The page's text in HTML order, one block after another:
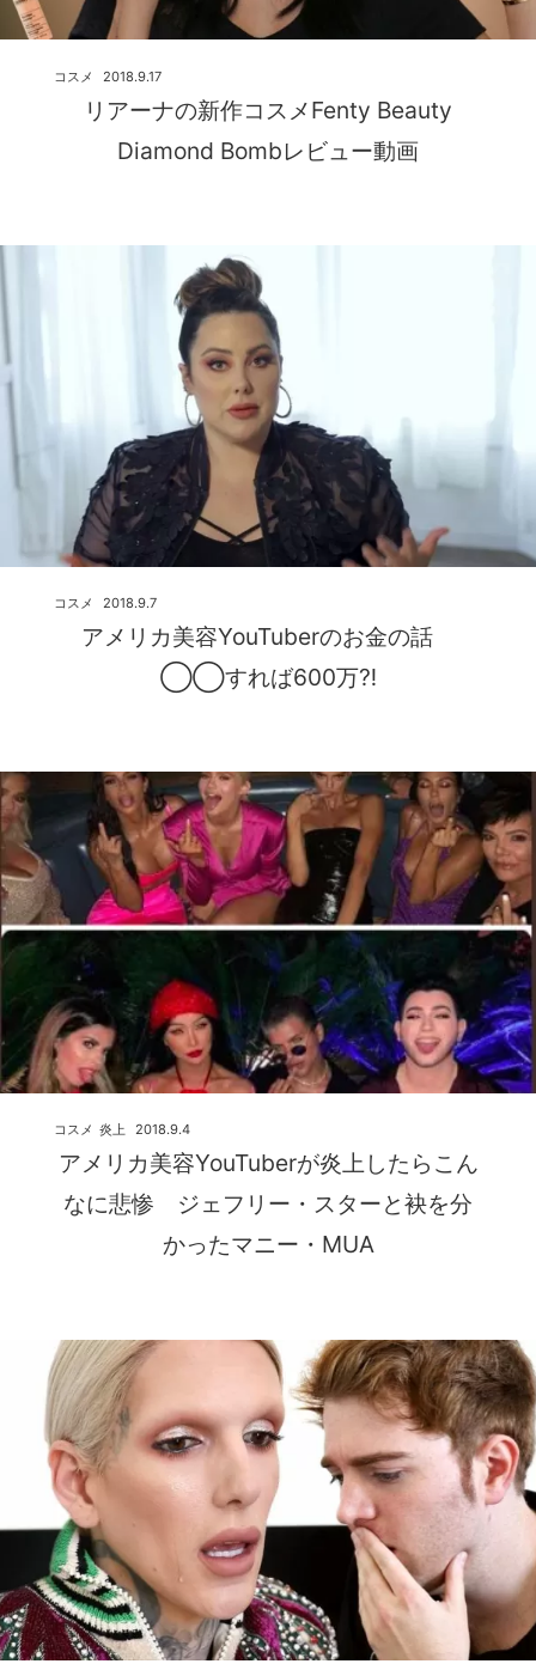
リアーナの新作コスメFenty Beauty
Diamond Bombレビュー動画
2018.9.17
コスメ
アメリカ美容YouTuberのお金の話
◯◯すれば600万⁈
2018.9.7
コスメ
アメリカ美容YouTuberが炎上したらこん
なに悲惨 ジェフリー・スターと袂を分
かったマニー・MUA
2018.9.4
コスメ 炎上